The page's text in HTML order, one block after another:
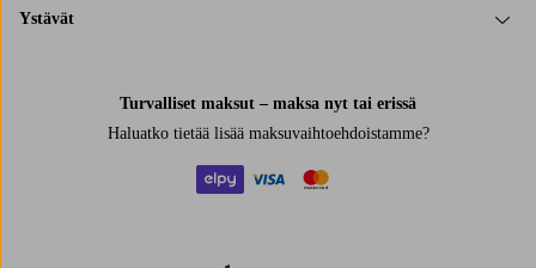
Ystävät
Turvalliset maksut – maksa nyt tai erissä
Haluatko tietää lisää maksuvaihtoehdoistamme?